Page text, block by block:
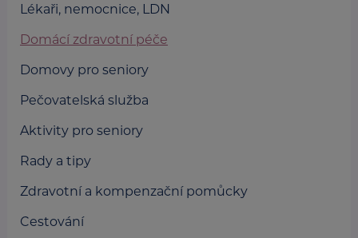
Lékaři, nemocnice, LDN
Domácí zdravotní péče
Domovy pro seniory
Pečovatelská služba
Aktivity pro seniory
Rady a tipy
Zdravotní a kompenzační pomůcky
Cestování